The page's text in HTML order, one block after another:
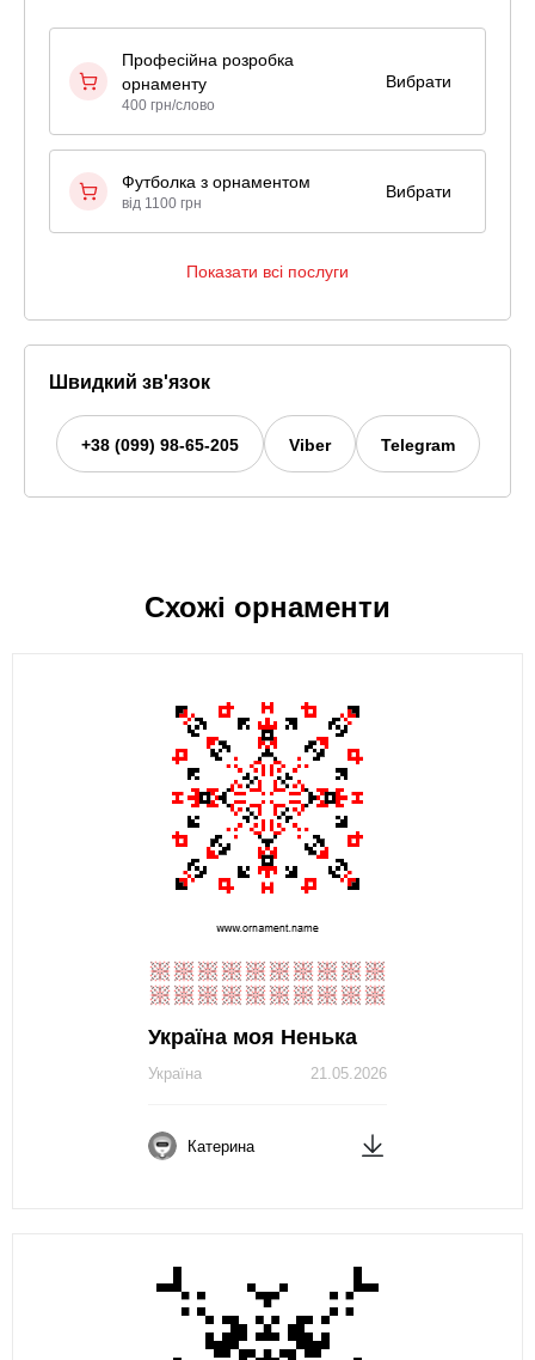
Професійна розробка
орнаменту
400 грн/слово
Вибрати
Футболка з орнаментом
від 1100 грн
Вибрати
Показати всі послуги
Швидкий зв'язок
+38 (099) 98-65-205 Viber Telegram
Схожі орнаменти
Україна моя Ненька
21.05.2026
Україна
Катерина